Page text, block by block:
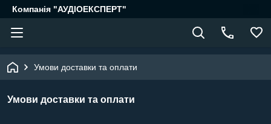
Компанія "АУДІОЕКСПЕРТ"
Умови доставки та оплати
Умови доставки та оплати